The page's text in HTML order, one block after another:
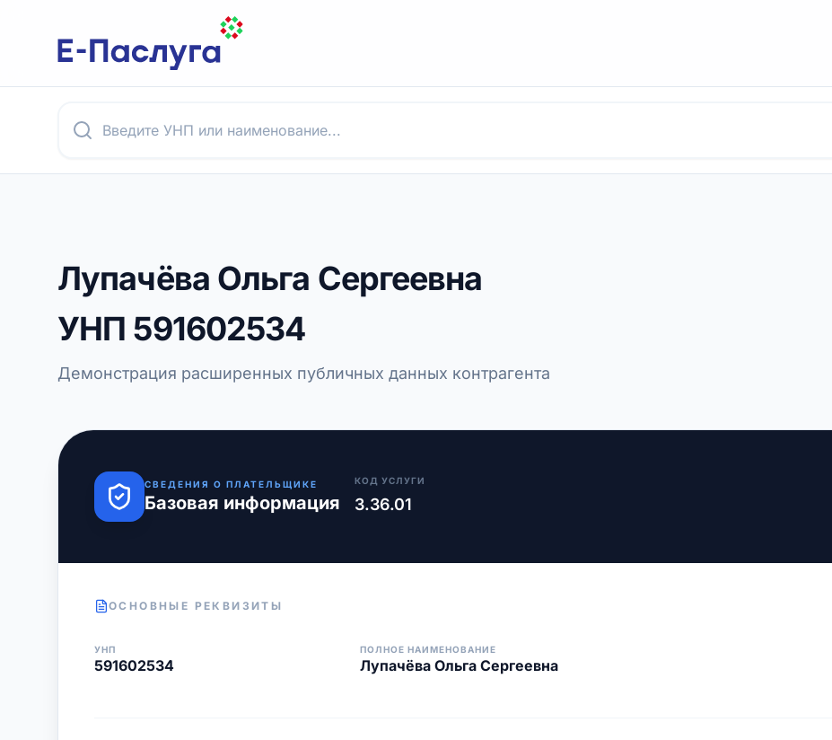
Лупачёва Ольга Сергеевна
УНП 591602534
Демонстрация расширенных публичных данных контрагента
СВЕДЕНИЯ О ПЛАТЕЛЬЩИКЕ
Базовая информация
КОД УСЛУГИ
3.36.01
ОСНОВНЫЕ РЕКВИЗИТЫ
УНП
591602534
ПОЛНОЕ НАИМЕНОВАНИЕ
Лупачёва Ольга Сергеевна